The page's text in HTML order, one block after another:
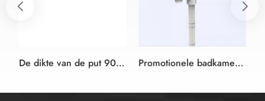
De dikte van de put 90mm verborgen in de muur met een universeel frame voor aan de muur opgehangen WC met spoelkeuzeknop Promotionele badkamer water tank montage kunststof wc verborgen Put